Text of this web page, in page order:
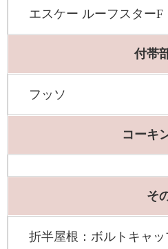
エスケー ルーフスターF
付帯
フッソ
コーキ
そ
折半屋根：ボルトキャ